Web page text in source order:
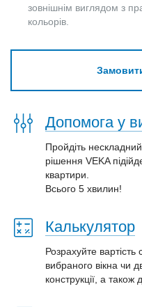
зовнішнім виглядом з
кольорів.
Допомога у
Пройдіть
рішення VEKA
квартири.
Всього 5 хвилин!
Калькулятор
Розрахуйте
вибраного вікна чи
конструкції, а також